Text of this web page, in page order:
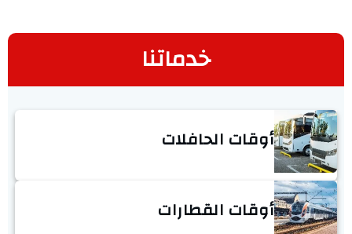
خدماتنا
أوقات الحافلات
أوقات القطارات